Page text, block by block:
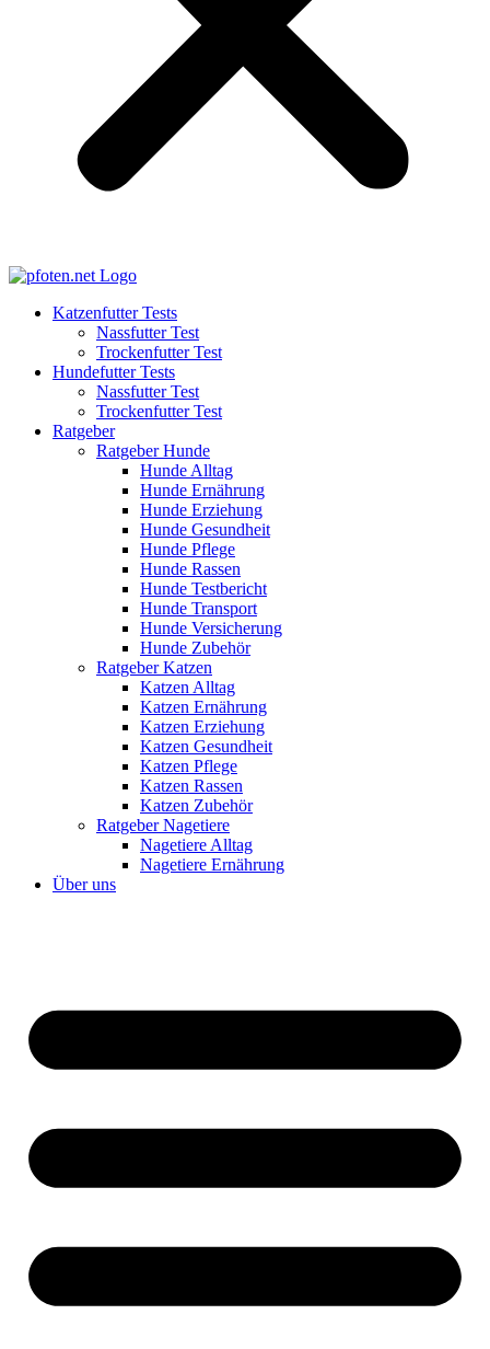
Katzenfutter Tests
Nassfutter Test
Trockenfutter Test
Hundefutter Tests
Nassfutter Test
Trockenfutter Test
Ratgeber
Ratgeber Hunde
Hunde Alltag
Hunde Ernährung
Hunde Erziehung
Hunde Gesundheit
Hunde Pflege
Hunde Rassen
Hunde Testbericht
Hunde Transport
Hunde Versicherung
Hunde Zubehör
Ratgeber Katzen
Katzen Alltag
Katzen Ernährung
Katzen Erziehung
Katzen Gesundheit
Katzen Pflege
Katzen Rassen
Katzen Zubehör
Ratgeber Nagetiere
Nagetiere Alltag
Nagetiere Ernährung
Über uns